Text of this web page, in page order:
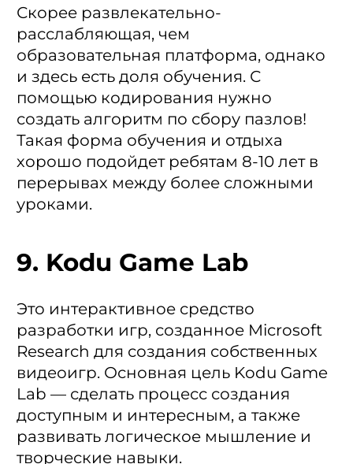
Скорее развлекательно-
расслабляющая, чем
образовательная платформа, однако
и здесь есть доля обучения. С
помощью кодирования нужно
создать алгоритм по сбору пазлов!
Такая форма обучения и отдыха
хорошо подойдет ребятам 8-10 лет в
перерывах между более сложными
уроками.
9. Kodu Game Lab
Это интерактивное средство
разработки игр, созданное Microsoft
Research для создания собственных
видеоигр. Основная цель Kodu Game
Lab — сделать процесс создания
доступным и интересным, а также
развивать логическое мышление и
творческие навыки.